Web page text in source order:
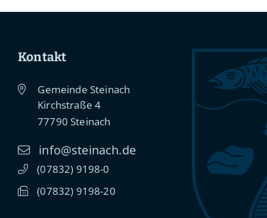
Kontakt
Gemeinde Steinach
Kirchstraße 4
77790 Steinach
info@steinach.de
(07832) 91 98-0
(07832) 91 98-20